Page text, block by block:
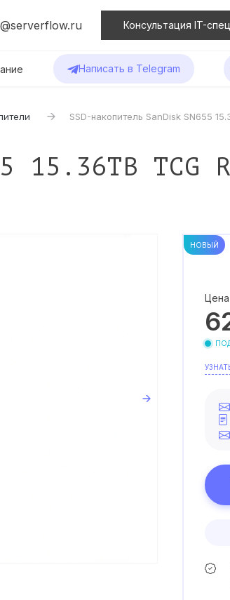
Консультация IT-
Написать в Telegram
SSD-накопитель SanDisk SN655
15.36TB
НОВЫЙ